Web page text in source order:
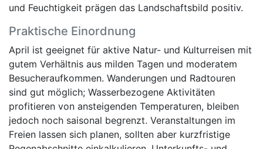
und Feuchtigkeit prägen das Landschaftsbild positiv.
Praktische Einordnung
April ist geeignet für aktive Natur- und Kulturreisen mit
gutem Verhältnis aus milden Tagen und moderatem
Besucheraufkommen. Wanderungen und Radtouren
sind gut möglich; Wasserbezogene Aktivitäten
profitieren von ansteigenden Temperaturen, bleiben
jedoch noch saisonal begrenzt. Veranstaltungen im
Freien lassen sich planen, sollten aber kurzfristige